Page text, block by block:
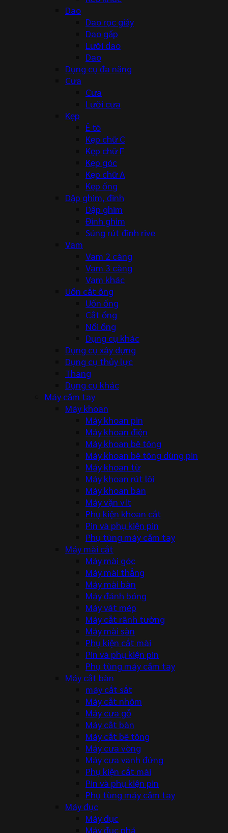
Dao
Dao rọc giấy
Dao gấp
Lưỡi dao
Dao
Dụng cụ đa năng
Cưa
Cưa
Lưỡi cưa
Kẹp
Ê tô
Kẹp chữ C
Kẹp chữ F
Kẹp góc
Kẹp chữ A
Kẹp ống
Dập ghim, đinh
Dập ghim
Đinh ghim
Súng rút đinh rive
Vam
Vam 2 càng
Vam 3 càng
Vam khác
Uốn cắt ống
Uốn ống
Cắt ống
Nối ống
Dụng cụ khác
Dụng cụ xây dựng
Dụng cụ thủy lực
Thang
Dụng cụ khác
Máy cầm tay
Máy khoan
Máy khoan pin
Máy khoan điện
Máy khoan bê tông
Máy khoan bê tông dùng pin
Máy khoan từ
Máy khoan rút lõi
Máy khoan bàn
Máy vặn vít
Phụ kiện khoan cắt
Pin và phụ kiện pin
Phụ tùng máy cầm tay
Máy mài cắt
Máy mài góc
Máy mài thẳng
Máy mài bàn
Máy đánh bóng
Máy vát mép
Máy cắt rãnh tường
Máy mài sàn
Phụ kiện cắt mài
Pin và phụ kiện pin
Phụ tùng máy cầm tay
Máy cắt bàn
máy cắt sắt
Máy cắt nhôm
Máy cưa gỗ
Máy cắt bàn
Máy cắt bê tông
Máy cưa vòng
Máy cưa vanh đứng
Phụ kiện cắt mài
Pin và phụ kiện pin
Phụ tùng máy cầm tay
Máy đục
Máy đục
Máy đục phá